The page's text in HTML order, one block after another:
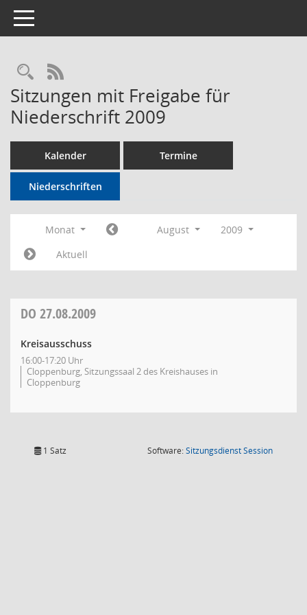
Toggle navigation
Rechercheauswahl
RSS-Feed
Sitzungen mit Freigabe für
Niederschrift 2009
Kalender Termine
Niederschriften
Monat August
2009
Aktuell
DO 27.08.2009
Kreisausschuss
16:00-17:20 Uhr
Cloppenburg, Sitzungssaal 2 des Kreishauses in
Cloppenburg
1 Satz Software:SitzungsdienstSession(Wird in